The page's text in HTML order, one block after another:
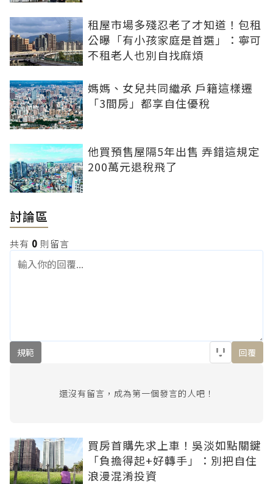
租屋市場多殘忍老了才知道！包租
公曝「有小孩家庭是首選」：寧可
不租老人也別自找麻煩
媽媽、女兒共同繼承 戶籍這樣遷
「3間房」都享自住優稅
他買預售屋隔5年出售 弄錯這規定
200萬元退稅飛了
討論區
共有 0 則留言
規範 回覆
還沒有留言，成為第一個發言的人吧！
買房首購先求上車！吳淡如點關鍵
「負擔得起+好轉手」：別把自住
浪漫混淆投資